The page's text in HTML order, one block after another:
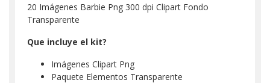
20 Imágenes Barbie Png 300 dpi Clipart Fondo
Transparente
Que incluye el kit?
Imágenes Clipart Png
Paquete Elementos Transparente